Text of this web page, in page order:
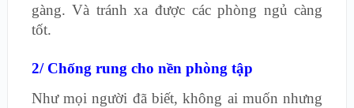
gàng. Và tránh xa được các phòng ngủ càng
tốt.
2/ Chống rung cho nền phòng tập
Như mọi người đã biết, không ai muốn nhưng